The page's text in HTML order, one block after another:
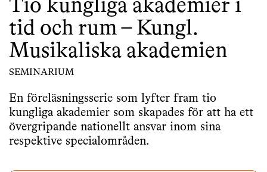
Tio kungliga akademier i
tid och rum – Kungl.
Musikaliska akademien
SEMINARIUM
En föreläsningsserie som lyfter fram tio
kungliga akademier som skapades för att ha ett
övergripande nationellt ansvar inom sina
respektive specialområden.